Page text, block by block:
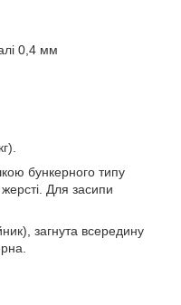
0,4 мм
бункерного типу
Для засипи
загнута всередину